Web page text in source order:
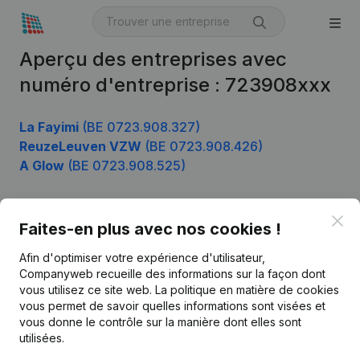
Aperçu des entreprises avec
numéro d'entreprise : 723908xxx
La Fayimi (BE 0723.908.327)
ReuzeLeuven VZW (BE 0723.908.426)
A Glow (BE 0723.908.525)
Faites-en plus avec nos cookies !
Afin d'optimiser votre expérience d'utilisateur,
Companyweb recueille des informations sur la façon dont
vous utilisez ce site web. La politique en matière de cookies
vous permet de savoir quelles informations sont visées et
vous donne le contrôle sur la manière dont elles sont
utilisées.
Français
Kantorenpark Everest
Produit
Informations d’entreprise
Monitoring
Recherche internationale